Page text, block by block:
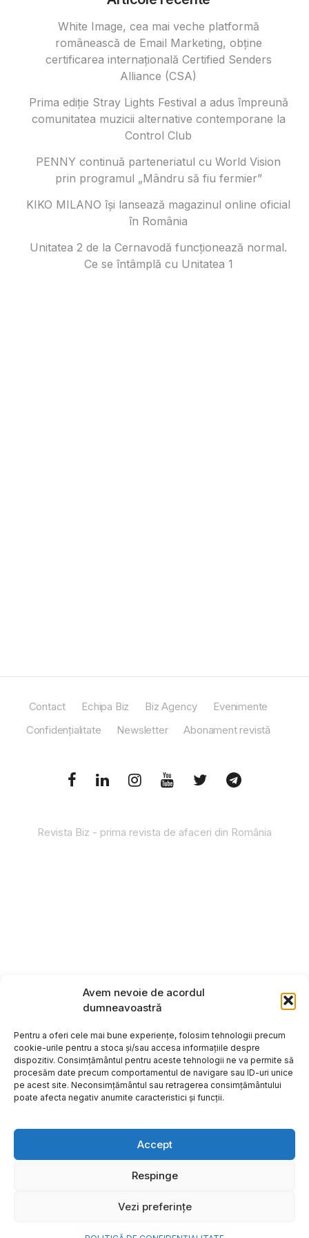
Avem nevoie de acordul
dumneavoastră
Pentru a oferi cele mai bune experiențe, folosim tehnologii precum
cookie-urile pentru a stoca și/sau accesa informațiile despre
dispozitiv. Consimțământul pentru aceste tehnologii ne va permite să
procesăm date precum comportamentul de navigare sau ID-uri unice
pe acest site. Neconsimțământul sau retragerea consimțământului
poate afecta negativ anumite caracteristici și funcții.
Accept
Respinge
Vezi preferințe
White Image, cea mai veche platformă
românească de Email Marketing, obține
certificarea internațională Certified Senders
Alliance (CSA)
Prima ediție Stray Lights Festival a adus împreună
comunitatea muzicii alternative contemporane la
Control Club
PENNY continuă parteneriatul cu World Vision
prin programul „Mândru să fiu fermier”
KIKO MILANO își lansează magazinul online oficial
în România
Unitatea 2 de la Cernavodă funcționează normal.
Ce se întâmplă cu Unitatea 1
Contact Echipa Biz Biz Agency
Evenimente
Confidențialitate
Newsletter Abonament revistă
Revista Biz - prima revista de afaceri din România
Copyright ©2026